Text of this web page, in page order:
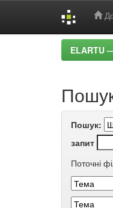
ELARTU
Пошук:
запит
Поточні